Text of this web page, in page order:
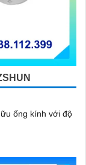
ống kính với độ